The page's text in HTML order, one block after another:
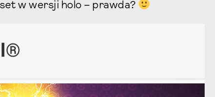
set w wersji holo – prawda?